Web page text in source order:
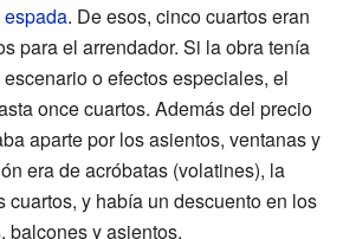
. De esos, cinco cuartos eran
para el arrendador. Si la obra tenía
o efectos especiales, el
once cuartos. Además del precio
aparte por los asientos, ventanas y
era de acróbatas (volatines), la
cuartos, y había un descuento en los
balcones y asientos.